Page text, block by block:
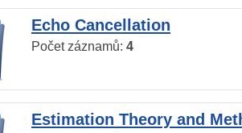
Echo Cancellation
Počet záznamů: 4
Estimation Theory and